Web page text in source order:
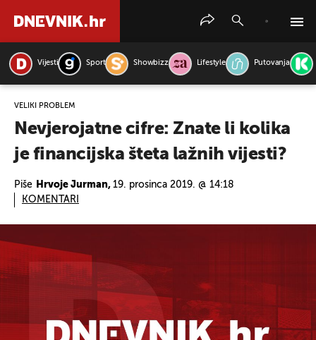
Vijesti Sport Showbizz Lifestyle Putovanja
VELIKI PROBLEM
Nevjerojatne cifre: Znate li kolika
je financijska šteta lažnih vijesti?
Piše Hrvoje Jurman, 19. prosinca 2019. @ 14:18
KOMENTARI
PRETRAŽITE VIJESTI